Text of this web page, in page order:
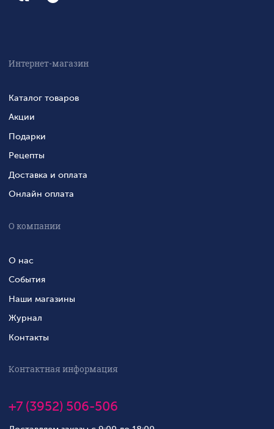
Интернет-магазин
Каталог товаров
Акции
Подарки
Рецепты
Доставка и оплата
Онлайн оплата
О компании
О нас
События
Наши магазины
Журнал
Контакты
Контактная информация
+7 (3952) 506-506